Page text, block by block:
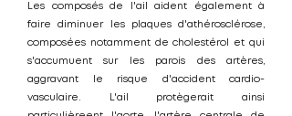
Les composés de l'ail aident également à
faire diminuer les plaques d'athérosclérose,
composées notamment de cholestérol et qui
s'accumuent sur les parois des artères,
aggravant le risque d'accident cardio-
vasculaire. L'ail protègerait ainsi